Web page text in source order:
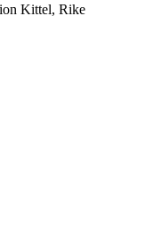
Kittel, Rike